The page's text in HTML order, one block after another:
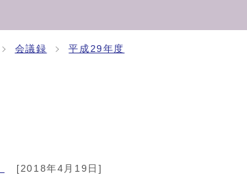
会議録 平成29年度
[2018年4月19日]